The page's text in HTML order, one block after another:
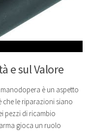
e sul Valore
è un aspetto
che le riparazioni siano
pezzi di ricambio
gioca un ruolo